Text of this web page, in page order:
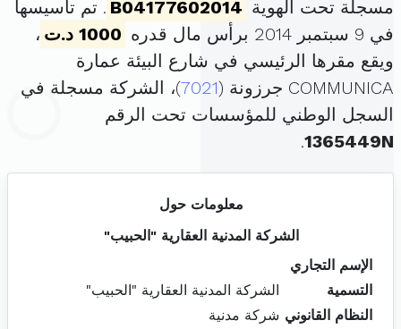
مسجلة تحت الهوية B04177602014 . تم تأسيسها
في 9 سبتمبر 2014 برأس مال قدره
1000 د.ت
،
ويقع مقرها الرئيسي في شارع البيئة عمارة
COMMUNICA جرزونة (
7021)، الشركة مسجلة في
السجل الوطني للمؤسسات تحت الرقم
1365449N
.
معلومات حول
الشركة المدنية العقارية "الحبيب"
الإسم التجاري
التسمية
الشركة المدنية العقارية "الحبيب"
النظام القانوني شركة مدنية